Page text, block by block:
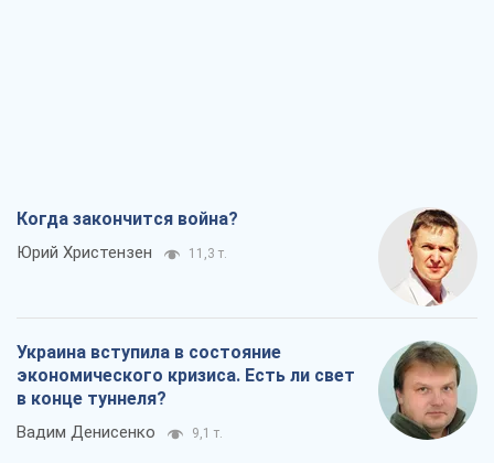
Когда закончится война?
Юрий Христензен 11,3 т.
Украина вступила в состояние
экономического кризиса. Есть ли свет
в конце туннеля?
Вадим Денисенко 9,1 т.